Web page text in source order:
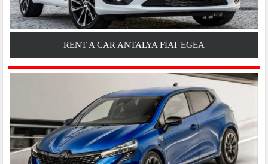
RENT A CAR ANTALYA FIAT EGEA